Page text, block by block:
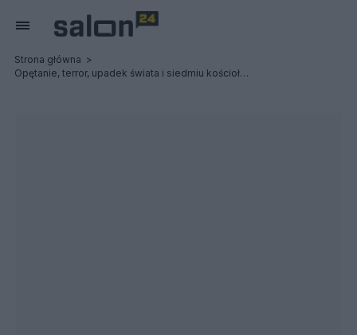
Strona główna
Opętanie, terror, upadek świata i siedmiu kościołów: Possessed / Terrorizer - Relacja